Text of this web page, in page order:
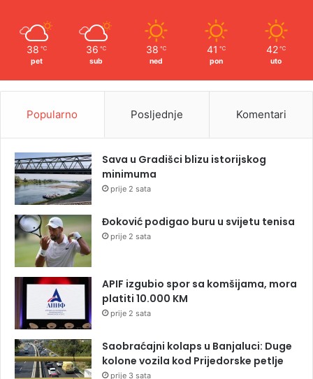
38 ℃
pet
36 ℃
sub
38 ℃
ned
41 ℃
pon
42 ℃
uto
Popularno Posljednje Komentari
Sava u Gradišci blizu istorijskog
minimuma
prije 2 sata
Đoković podigao buru u svijetu tenisa
prije 2 sata
APIF izgubio spor sa komšijama, mora
platiti 10.000 KM
prije 2 sata
Saobraćajni kolaps u Banjaluci: Duge
kolone vozila kod Prijedorske petlje
prije 3 sata